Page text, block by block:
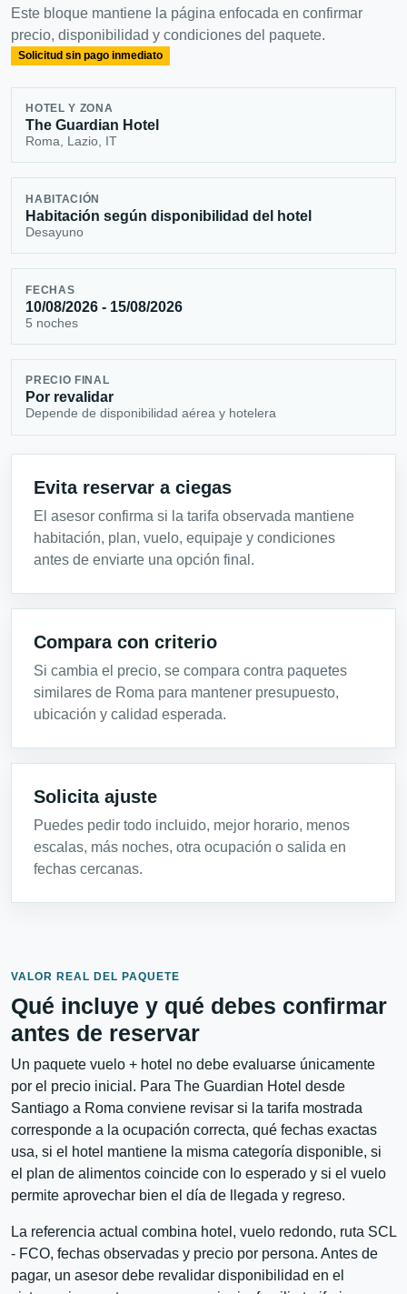
Este bloque mantiene la página enfocada en confirmar
precio, disponibilidad y condiciones del paquete.
Solicitud sin pago inmediato
HOTEL Y ZONA
The Guardian Hotel
Roma, Lazio, IT
HABITACIÓN
Habitación según disponibilidad del hotel
Desayuno
FECHAS
10/08/2026 - 15/08/2026
5 noches
PRECIO FINAL
Por revalidar
Depende de disponibilidad aérea y hotelera
Evita reservar a ciegas
El asesor confirma si la tarifa observada mantiene
habitación, plan, vuelo, equipaje y condiciones
antes de enviarte una opción final.
Compara con criterio
Si cambia el precio, se compara contra paquetes
similares de Roma para mantener presupuesto,
ubicación y calidad esperada.
Solicita ajuste
Puedes pedir todo incluido, mejor horario, menos
escalas, más noches, otra ocupación o salida en
fechas cercanas.
VALOR REAL DEL PAQUETE
Qué incluye y qué debes confirmar
antes de reservar
Un paquete vuelo + hotel no debe evaluarse únicamente
por el precio inicial. Para The Guardian Hotel desde
Santiago a Roma conviene revisar si la tarifa mostrada
corresponde a la ocupación correcta, qué fechas exactas
usa, si el hotel mantiene la misma categoría disponible, si
el plan de alimentos coincide con lo esperado y si el vuelo
permite aprovechar bien el día de llegada y regreso.
La referencia actual combina hotel, vuelo redondo, ruta SCL
- FCO, fechas observadas y precio por persona. Antes de
pagar, un asesor debe revalidar disponibilidad en el